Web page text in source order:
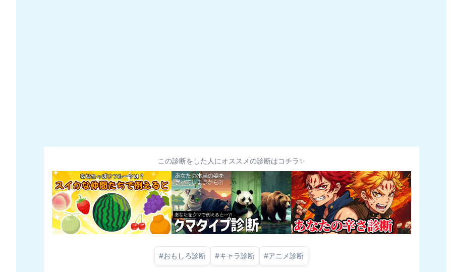
この診断をした人にオススメの診断はコチラ✨
#おもしろ診断 #キャラ診断 #アニメ診断